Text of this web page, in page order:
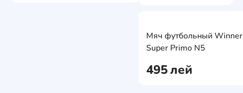
Мяч футбольный Winner
Super Primo N5
495лей